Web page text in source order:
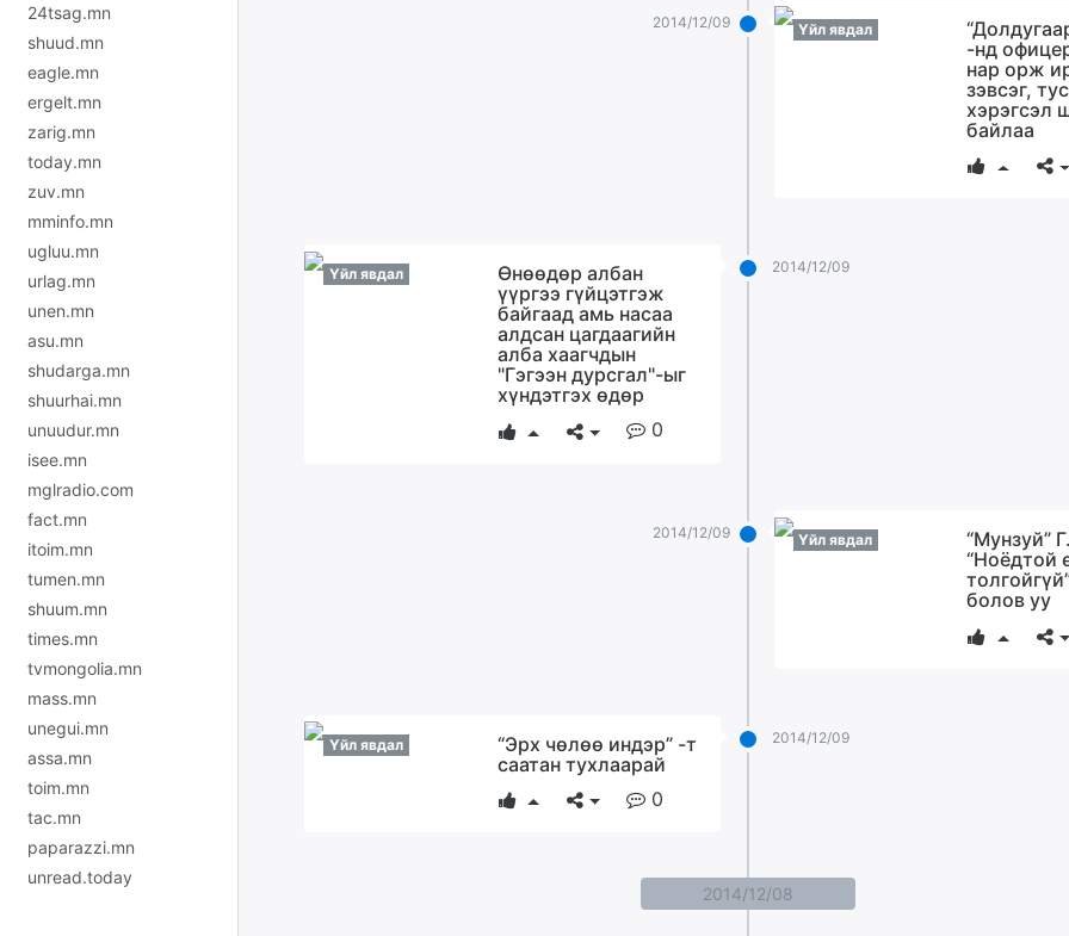
24tsag.mn
shuud.mn
eagle.mn
ergelt.mn
zarig.mn
today.mn
zuv.mn
mminfo.mn
ugluu.mn
urlag.mn
unen.mn
asu.mn
shudarga.mn
shuurhai.mn
unuudur.mn
isee.mn
mglradio.com
fact.mn
itoim.mn
tumen.mn
shuum.mn
times.mn
tvmongolia.mn
mass.mn
unegui.mn
assa.mn
toim.mn
tac.mn
paparazzi.mn
unread.today
2014/12/09 Үйл явдал
-нд
нар орж
зэвсэг,
хэрэгсэл
байлаа
2014/12/09
Үйл явдал
Өнөөдөр албан
үүргээ гүйцэтгэж
байгаад амь насаа
алдсан цагдаагийн
алба хаагчдын
"Гэгээн дурсгал"-ыг
хүндэтгэх өдөр
0
2014/12/09 Үйл явдал
“Мунзуй”
“Ноёдтой
болов уу
2014/12/09
Үйл явдал
“Эрх чөлөө индэр” -т
саатан тухлаарай
0
2014/12/08